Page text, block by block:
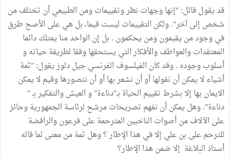
قد يقول قائل: "إنها وجهات نظر وتقييمات ومن الطبيعي أن تختلف من
شخص إلى آخر". ولكن التقييمات ليست قيما، بل هي على الأصح طرق
في وجود من يقيمون ومن يحكمون . بل إن الواحد منا يمتلك دائما
المعتقدات والعواطف والأفكار التي يستحقها وفقا لطريقة حياته و
أسلوب وجوده . وقد كان الفيلسوف الفرنسي جيل دلوز يقول: "ثمة
أشياء لا يمكن أن نقولها أو أن نشعر بها أو أن نتصورها وقيم لا يمكن
الايمان بها إلا بشرط تقييم الحياة بـ"دناءة" و العيش والتفكير بـ "
دناءة". وهل يمكن أن نفهم تصريحات مرشح لرئاسة الجمهورية وحائز
على الآلاف من أصوات الناخبين المترحمة على فرعون والرافضة
للترحم على بن علي إلا في هذا الإطار ؟ وهل ثمة من معنى لما قاله
أستاذ البلاغة إلا ضمن هذا الإطار؟